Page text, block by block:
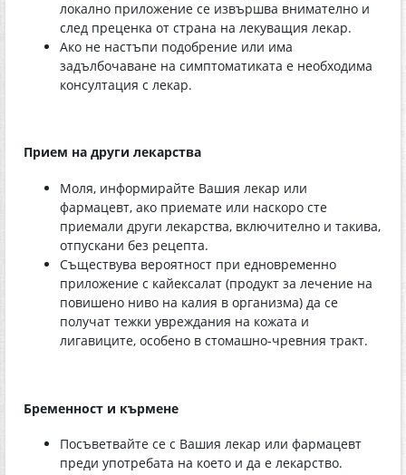
локално приложение се извършва внимателно и
след преценка от страна на лекуващия лекар.
Ако не настъпи подобрение или има
задълбочаване на симптоматиката е необходима
консултация с лекар.
Прием на други лекарства
Моля, информирайте Вашия лекар или
фармацевт, ако приемате или наскоро сте
приемали други лекарства, включително и такива,
отпускани без рецепта.
Съществува вероятност при едновременно
приложение с кайексалат (продукт за лечение на
повишено ниво на калия в организма) да се
получат тежки увреждания на кожата и
лигавиците, особено в стомашно-чревния тракт.
Бременност и кърмене
Посъветвайте се с Вашия лекар или фармацевт
преди употребата на което и да е лекарство.